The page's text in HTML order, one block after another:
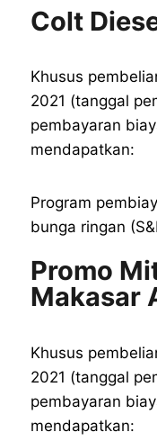
Colt
Khusus
2021 (tanggal
pembayaran
mendapatkan:
Program
bunga ringan
Promo
Makasar
Khusus
2021 (tanggal
pembayaran
mendapatkan: